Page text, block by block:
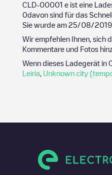
CLD-00001 e ist eine
0davon sind für das
Sie wurde am 25/08/2019
Wir empfehlen Ihnen, sich
Kommentare und Fotos
Wenn dieses Ladegerät in
Leiria Unknown city